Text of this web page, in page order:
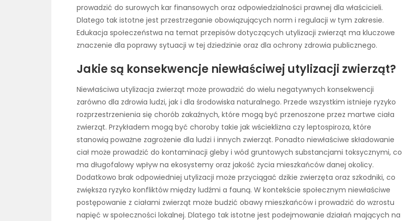
prowadzić do surowych kar finansowych oraz odpowiedzialności prawnej dla właścicieli.
Dlatego tak istotne jest przestrzeganie obowiązujących norm i regulacji w tym zakresie.
Edukacja społeczeństwa na temat przepisów dotyczących utylizacji zwierząt ma kluczowe
znaczenie dla poprawy sytuacji w tej dziedzinie oraz dla ochrony zdrowia publicznego.
Jakie są konsekwencje niewłaściwej utylizacji zwierząt?
Niewłaściwa utylizacja zwierząt może prowadzić do wielu negatywnych konsekwencji
zarówno dla zdrowia ludzi, jak i dla środowiska naturalnego. Przede wszystkim istnieje ryzyko
rozprzestrzenienia się chorób zakaźnych, które mogą być przenoszone przez martwe ciała
zwierząt. Przykładem mogą być choroby takie jak wścieklizna czy leptospiroza, które
stanowią poważne zagrożenie dla ludzi i innych zwierząt. Ponadto niewłaściwe składowanie
ciał może prowadzić do kontaminacji gleby i wód gruntowych substancjami toksycznymi, co
ma długofalowy wpływ na ekosystemy oraz jakość życia mieszkańców danej okolicy.
Dodatkowo brak odpowiedniej utylizacji może przyciągać dzikie zwierzęta oraz szkodniki, co
zwiększa ryzyko konfliktów między ludźmi a fauną. W kontekście społecznym niewłaściwe
postępowanie z ciałami zwierząt może budzić obawy mieszkańców i prowadzić do wzrostu
napięć w społeczności lokalnej. Dlatego tak istotne jest podejmowanie działań mających na